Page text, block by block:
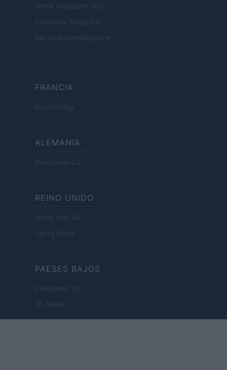
Home Magazine 365
Cineverse Magazine
SecondHomeMagazine
FRANCIA
InvestirMag
ALEMANIA
Investieren24
REINO UNIDO
News Hub UK
Lgbtq News
PAESES BAJOS
Investeren 24
NL Newz